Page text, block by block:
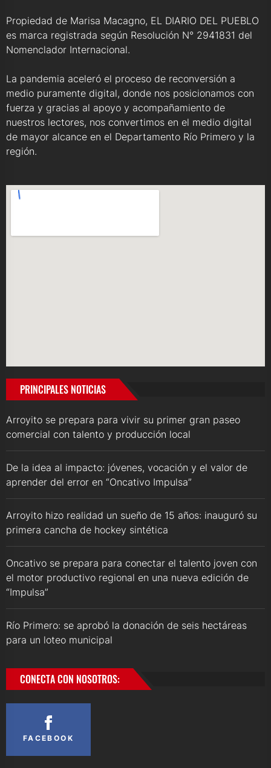
Propiedad de Marisa Macagno, EL DIARIO DEL PUEBLO
es marca registrada según Resolución N° 2941831 del
Nomenclador Internacional.
La pandemia aceleró el proceso de reconversión a
medio puramente digital, donde nos posicionamos con
fuerza y gracias al apoyo y acompañamiento de
nuestros lectores, nos convertimos en el medio digital
de mayor alcance en el Departamento Río Primero y la
región.
PRINCIPALES NOTICIAS
Arroyito se prepara para vivir su primer gran paseo
comercial con talento y producción local
De la idea al impacto: jóvenes, vocación y el valor de
aprender del error en “Oncativo Impulsa”
Arroyito hizo realidad un sueño de 15 años: inauguró su
primera cancha de hockey sintética
Oncativo se prepara para conectar el talento joven con
el motor productivo regional en una nueva edición de
“Impulsa”
Río Primero: se aprobó la donación de seis hectáreas
para un loteo municipal
CONECTA CON NOSOTROS:
FACEBOOK